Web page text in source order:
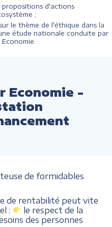
propositions d'actions
;
le thème de l'éthique dans la
étude nationale conduite par
Economie -
de formidables
de rentabilité peut vite
:
le respect de la
des personnes